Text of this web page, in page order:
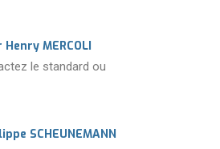
Henry MERCOLI
le standard ou
SCHEUNEMANN